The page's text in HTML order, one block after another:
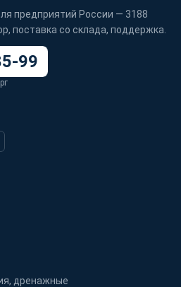
предприятий России — 3188
поставка со склада, поддержка.
99
дренажные